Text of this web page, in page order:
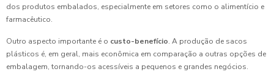
dos produtos embalados, especialmente em setores como o alimentício e
farmacêutico.
Outro aspecto importante é o custo-benefício. A produção de sacos
plásticos é, em geral, mais econômica em comparação a outras opções de
embalagem, tornando-os acessíveis a pequenos e grandes negócios.